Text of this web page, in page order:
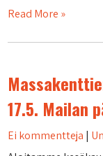
Read More »
17.5. Mailan
Ei kommentteja |